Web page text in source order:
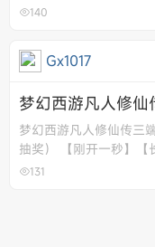
140
Gx1017
梦幻西游凡人修仙
梦幻西游凡人修仙传三
抽奖） 【刚开一秒】【
131